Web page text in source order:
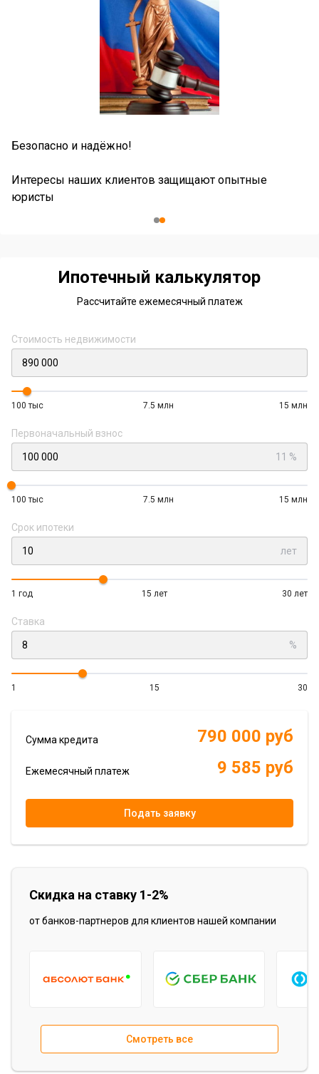
Безопасно и надёжно!
Интересы наших клиентов защищают опытные
юристы
Ипотечный калькулятор
Рассчитайте ежемесячный платеж
Стоимость недвижимости
100 тыс 7.5 млн 15 млн
Первоначальный взнос
11 %
100 тыс 7.5 млн 15 млн
Срок ипотеки
лет
1 год 15 лет 30 лет
Ставка
%
1 15 30
Сумма кредита 790 000 руб
Ежемесячный платеж 9 585 руб
Подать заявку
Скидка на ставку 1-2%
от банков-партнеров для клиентов нашей компании
Смотреть все